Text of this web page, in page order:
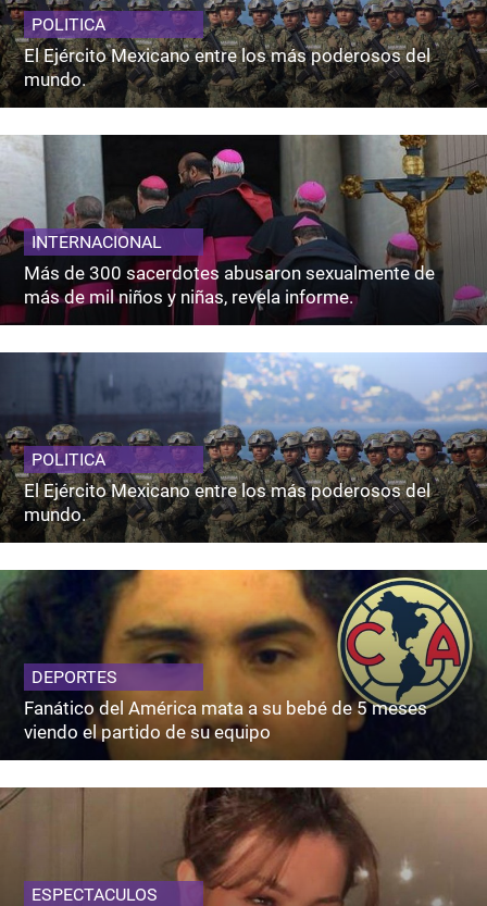
POLITICA
El Ejército Mexicano entre los más poderosos del
mundo.
INTERNACIONAL
Más de 300 sacerdotes abusaron sexualmente de
más de mil niños y niñas, revela informe.
POLITICA
El Ejército Mexicano entre los más poderosos del
mundo.
DEPORTES
Fanático del América mata a su bebé de 5 meses
viendo el partido de su equipo
ESPECTACULOS